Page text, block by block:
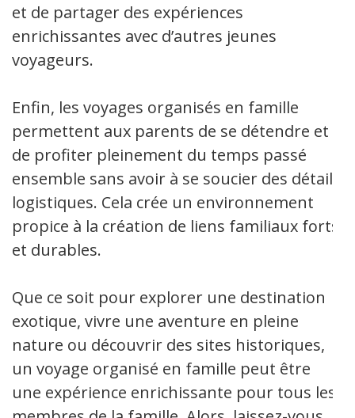
et de partager des expériences
enrichissantes avec d’autres jeunes
voyageurs.
Enfin, les voyages organisés en famille
permettent aux parents de se détendre et
de profiter pleinement du temps passé
ensemble sans avoir à se soucier des détails
logistiques. Cela crée un environnement
propice à la création de liens familiaux forts
et durables.
Que ce soit pour explorer une destination
exotique, vivre une aventure en pleine
nature ou découvrir des sites historiques,
un voyage organisé en famille peut être
une expérience enrichissante pour tous les